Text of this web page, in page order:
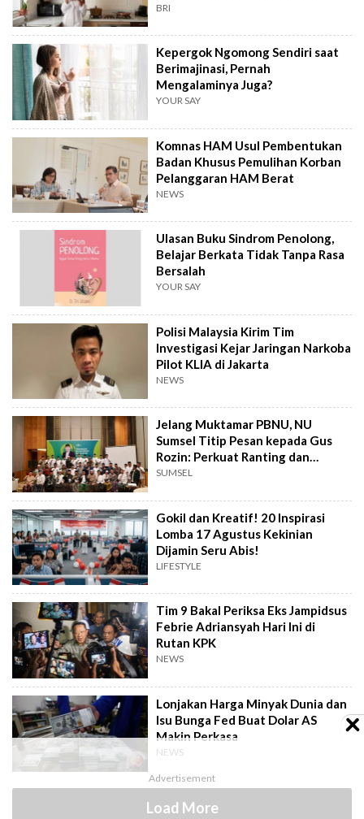
BRI
Kepergok Ngomong Sendiri saat
Berimajinasi, Pernah
Mengalaminya Juga?
YOUR SAY
Komnas HAM Usul Pembentukan
Badan Khusus Pemulihan Korban
Pelanggaran HAM Berat
NEWS
Ulasan Buku Sindrom Penolong,
Belajar Berkata Tidak Tanpa Rasa
Bersalah
YOUR SAY
Polisi Malaysia Kirim Tim
Investigasi Kejar Jaringan Narkoba
Pilot KLIA di Jakarta
NEWS
Jelang Muktamar PBNU, NU
Sumsel Titip Pesan kepada Gus
Rozin: Perkuat Ranting dan
Pesantren
SUMSEL
Gokil dan Kreatif! 20 Inspirasi
Lomba 17 Agustus Kekinian
Dijamin Seru Abis!
LIFESTYLE
Tim 9 Bakal Periksa Eks Jampidsus
Febrie Adriansyah Hari Ini di
Rutan KPK
NEWS
Lonjakan Harga Minyak Dunia dan
Isu Bunga Fed Buat Dolar AS
Makin Perkasa
NEWS
Load More